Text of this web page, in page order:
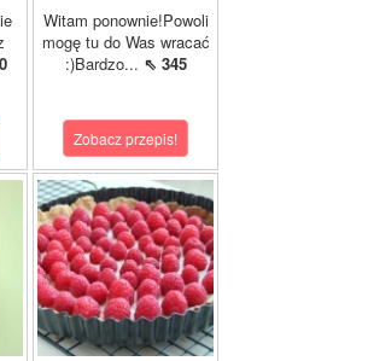
Witam ponownie!Powoli
mogę tu do Was wracać
:)Bardzo... ⇖ 345
Zobacz przepis!